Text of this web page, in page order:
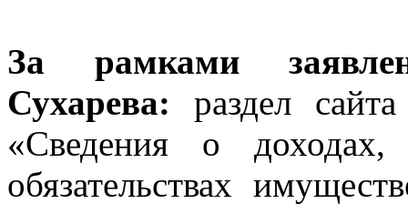
За рамками
Сухарева: раздел
«Сведения о
обязательствах